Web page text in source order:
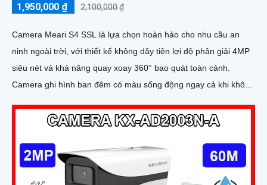
1,950,000 ₫ 2,100,000 ₫
Camera Meari S4 SSL là lựa chọn hoàn hảo cho nhu cầu an
ninh ngoài trời, với thiết kế không dây tiện lợi độ phân giải 4MP
siêu nét và khả năng quay xoay 360° bao quát toàn cảnh.
Camera ghi hình ban đêm có màu sống động ngay cả khi không
chiều giúp bạn chủ động phát hiện và xử lý mọi tình huống